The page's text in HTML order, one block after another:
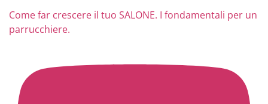
Come far crescere il tuo SALONE. I fondamentali per un
parrucchiere.